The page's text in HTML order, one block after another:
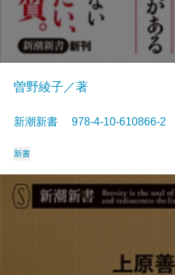
曽野綾子／著
新潮新書 978-4-10-610866-
新書